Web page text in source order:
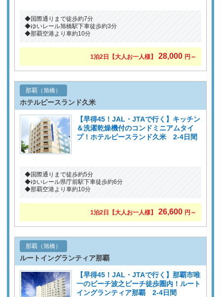
◆国際通りまで徒歩約7分
◆ゆいレール旭橋駅下車徒歩約3分
◆那覇空港より車約10分
1泊2日 【大人お一人様】 28,000 円～
那覇（旭橋）
ホテルピースランド久米
【早得45！JAL・JTAで行く】キッチン
＆洗濯乾燥機付のコンドミニアムタイ
プ！ホテルピースランド久米 2-4日間
◆国際通りまで徒歩約5分
◆ゆいレール県庁前駅下車徒歩約6分
◆那覇空港より車約10分
1泊2日 【大人お一人様】 26,600 円～
那覇（旭橋）
ルートイングランティア那覇
【早得45！JAL・JTAで行く】那覇市唯
一のビーチ波之ビーチ徒歩圏内！ルート
イングランティア那覇 2-4日間